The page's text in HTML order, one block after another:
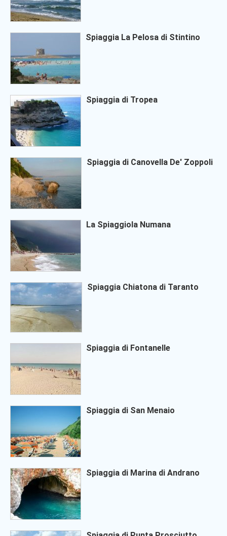
Spiaggia La Pelosa di Stintino
Spiaggia di Tropea
Spiaggia di Canovella De' Zoppoli
La Spiaggiola Numana
Spiaggia Chiatona di Taranto
Spiaggia di Fontanelle
Spiaggia di San Menaio
Spiaggia di Marina di Andrano